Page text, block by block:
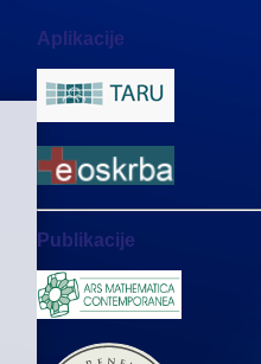
Aplikacije
Publikacije